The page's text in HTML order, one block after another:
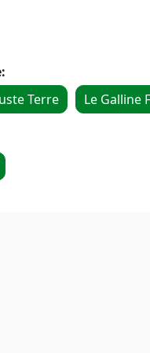
Terre Le Galline